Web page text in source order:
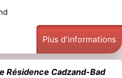
Plus d'informations
Résidence Cadzand-Bad